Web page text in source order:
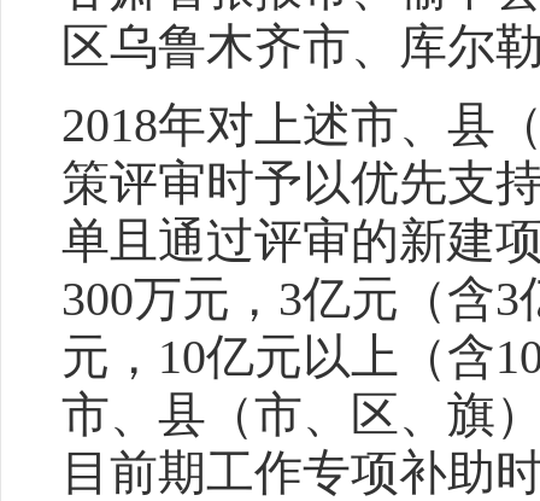
区乌鲁木齐市、库尔
2018年对上述市、县
策评审时予以优先支
单且通过评审的新建
300万元，3亿元（含
元，10亿元以上（含
市、县（市、区、旗
目前期工作专项补助